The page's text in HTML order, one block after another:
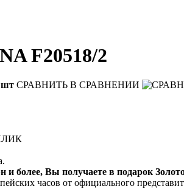
F20518/2
шт СРАВНИТЬ В СРАВНЕНИИ
и более, Вы получаете в подарок
часов от официального